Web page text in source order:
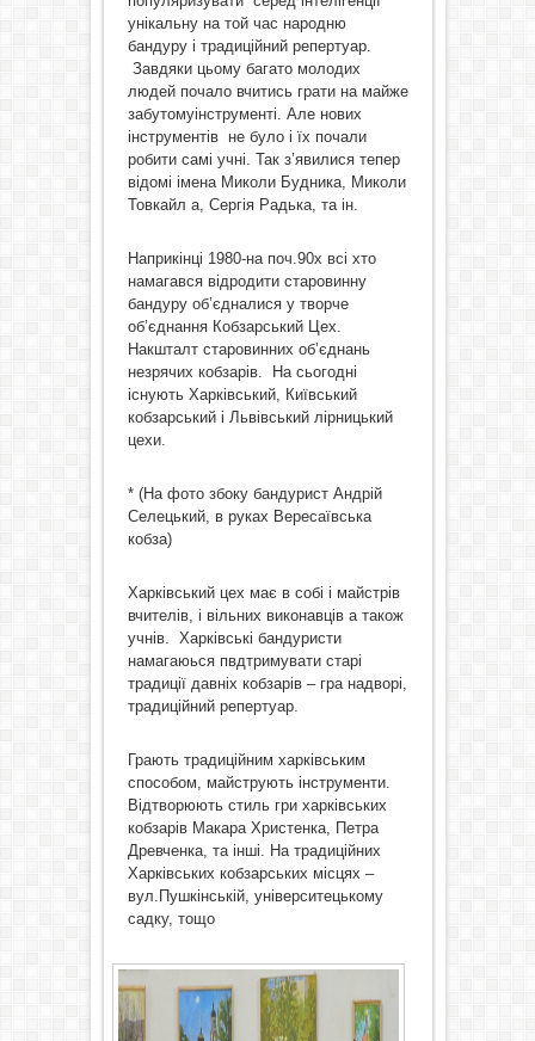
унікальну на той час народню
бандуру і традиційний репертуар.
Завдяки цьому багато молодих
людей почало вчитись грати на майже
забутомуінструменті. Але нових
інструментів не було і їх почали
робити самі учні. Так з’явилися тепер
відомі імена Миколи Будника, Миколи
Товкайл а, Сергія Радька, та ін.
Наприкінці 1980-на поч.90х всі хто
намагався відродити старовинну
бандуру об’єдналися у творче
об’єднання Кобзарський Цех.
Накшталт старовинних об’єднань
незрячих кобзарів. На сьогодні
існують Харківський, Київський
кобзарський і Львівський лірницький
цехи.
* (На фото збоку бандурист Андрій
Селецький, в руках Вересаївська
кобза)
Харківський цех має в собі і майстрів
вчителів, і вільних виконавців а також
учнів. Харківські бандуристи
намагаюься пвдтримувати старі
традиції давніх кобзарів – гра надворі,
традиційний репертуар.
Грають традиційним харківським
способом, майструють інструменти.
Відтворюють стиль гри харківських
кобзарів Макара Христенка, Петра
Древченка, та інші. На традиційних
Харківських кобзарських місцях –
вул.Пушкінській, університецькому
садку, тощо